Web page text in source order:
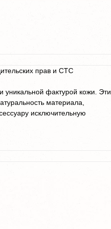
прав и СТС
уникальной фактурой кожи. Эти
материала,
исключительную